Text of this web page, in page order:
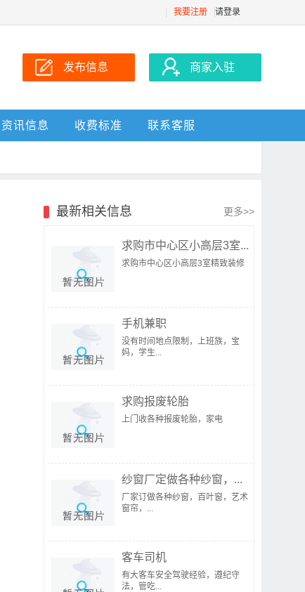
我要注册 请登录
发布信息 商家入驻
资讯信息 收费标准 联系客服
最新相关信息 更多>>
求购市中心区小高层3室...
求购市中心区小高层3室精致装修
手机兼职
没有时间地点限制，上班族，宝
妈，学生...
求购报废轮胎
上门收各种报废轮胎，家电
纱窗厂定做各种纱窗，...
厂家订做各种纱窗，百叶窗，艺术
窗帘，...
客车司机
有大客车安全驾驶经验，遵纪守
法，管吃...